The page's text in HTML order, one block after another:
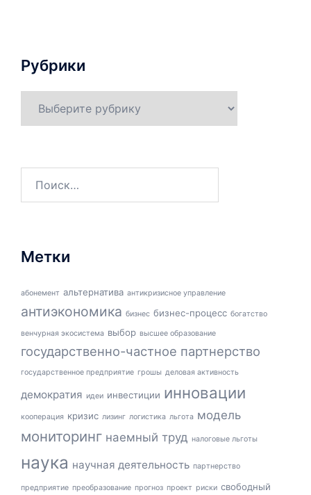
Рубрики
Метки
абонемент альтернатива антикризисное управление
антиэкономика бизнес бизнес-процесс богатство
венчурная экосистема выбор высшее образование
государственно-частное партнерство
государственное предприятие грошы деловая активность
демократия идеи инвестиции инновации
кооперация кризис лизинг логистика льгота модель
мониторинг наемный труд налоговые льготы
наука научная деятельность партнерство
предприятие преобразование прогноз проект риски свободный